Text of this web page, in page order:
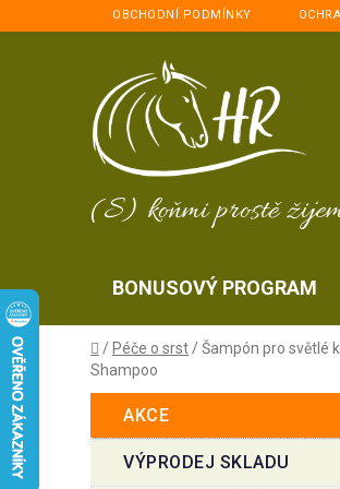
na
OBCHODNÍ PODMÍNKY
(S) koňmi prostě
BONUSOVÝ PROGRAM
Domů
/ Péče o srst /Šampón pro světlé
Shampoo
okategorie
AKCE
VÝPRODEJ SKLADU